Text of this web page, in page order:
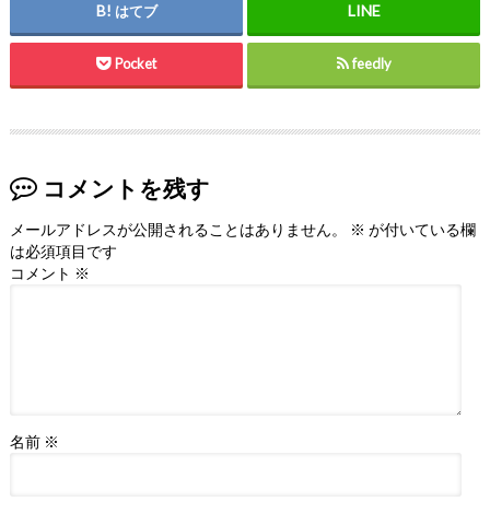
はてブ
Pocket feedly
コメントを残す
メールアドレスが公開されることはありません。 ※ が付いている欄
は必須項目です
コメント ※
名前 ※